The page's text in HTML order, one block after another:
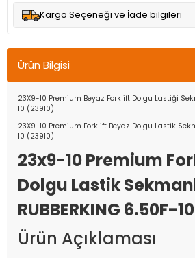
Kargo Seçeneği ve İade bilgileri
adresinize teslim edilir.
Ürün Bilgisi
23X9-10 Premium Beyaz Forklift Dolgu Lastiği
10 (23910)
23X9-10 Premium Forklift Beyaz Dolgu Lastik
10 (23910)
23x9-10 Premium
Dolgu Lastik
RUBBERKING 6.50F-10
Ürün Açıklaması